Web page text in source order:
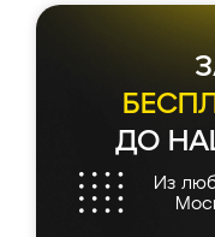
ДО
Из